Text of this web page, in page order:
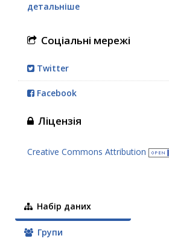
детальніше
Соціальні мережі
Twitter
Facebook
Ліцензія
Creative Commons Attribution
Набір даних
Групи